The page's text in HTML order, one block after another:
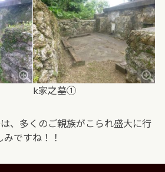
k家之墓①
、多くのご親族がこられ盛大に行
ですね！！